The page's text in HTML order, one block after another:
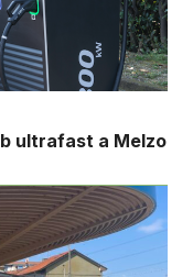
ultrafast a Melzo